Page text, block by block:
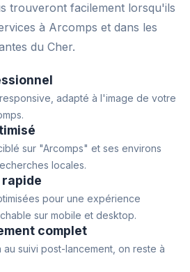
trouveront facilement lorsqu'ils
à Arcomps et dans les
du Cher.
adapté à l'image de votre
sur "Arcomps" et ses environs
locales.
pour une expérience
sur mobile et desktop.
complet
suivi post-lancement, on reste à